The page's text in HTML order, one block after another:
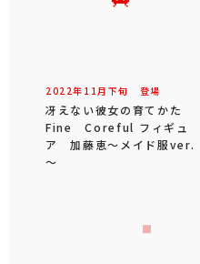
2022年 11 月 下旬 登場
冴えない彼女の育てかた
Fine Coreful フィギュ
ア 加藤恵～メイド服ver.
～